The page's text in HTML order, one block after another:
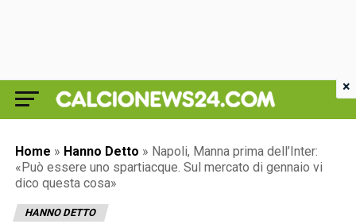
Home » Hanno Detto » Napoli, Manna prima dell’Inter:
«Può essere uno spartiacque. Sul mercato di gennaio vi
dico questa cosa»
HANNO DETTO
×